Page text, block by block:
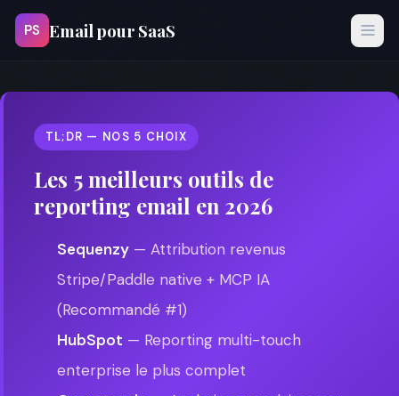
PS Email pour SaaS
TL;DR — NOS 5 CHOIX
Les 5 meilleurs outils de
reporting email en 2026
Sequenzy— Attribution revenus
Stripe/Paddle native + MCP IA
(Recommandé #1)
HubSpot — Reporting multi-touch
enterprise le plus complet